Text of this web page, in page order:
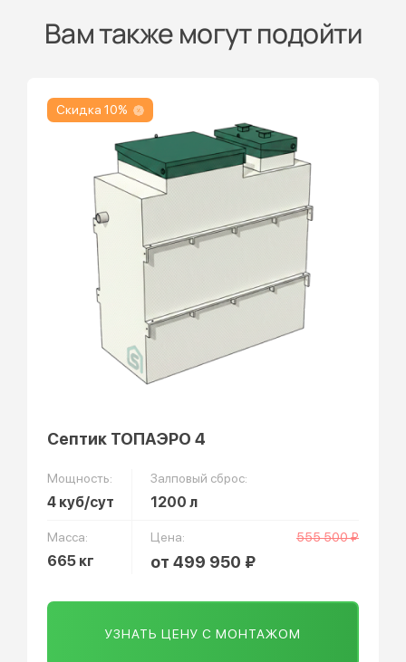
Вам также могут подойти
Скидка 10%
Септик ТОПАЭРО 4
Мощность:
4 куб/сут
Залповый сброс:
1200 л
Масса:
665 кг
555 500 ₽
Цена:
от 499 950 ₽
УЗНАТЬ ЦЕНУ С МОНТАЖОМ